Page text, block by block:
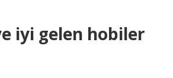
iyi gelen hobiler